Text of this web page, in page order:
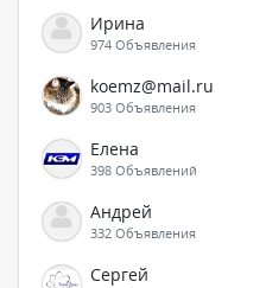
Ирина
974 Объявления
koemz@mail.ru
903 Объявления
Елена
398 Объявлений
Андрей
332 Объявления
Сергей